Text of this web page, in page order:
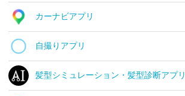
カーナビアプリ
自撮りアプリ
髪型シミュレーション・髪型診断アプリ